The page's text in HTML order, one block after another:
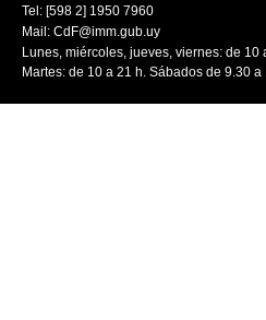
Tel: [598 2] 1950 7960
Mail: CdF@imm.gub.uy
Lunes, miércoles, jueves, viernes: de 10
Martes: de 10 a 21 h. Sábados de 9.30 a